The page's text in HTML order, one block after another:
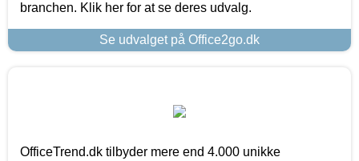
branchen. Klik her for at se deres udvalg.
Se udvalget på Office2go.dk
OfficeTrend.dk tilbyder mere end 4.000 unikke